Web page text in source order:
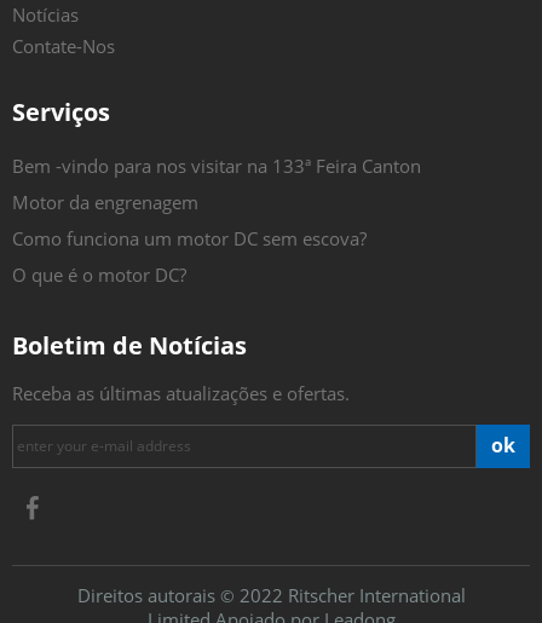
Notícias
Contate-Nos
Serviços
Bem -vindo para nos visitar na 133ª Feira Canton
Motor da engrenagem
Como funciona um motor DC sem escova?
O que é o motor DC?
Boletim de Notícias
Receba as últimas atualizações e ofertas.
ok
Direitos autorais © 2022 Ritscher International